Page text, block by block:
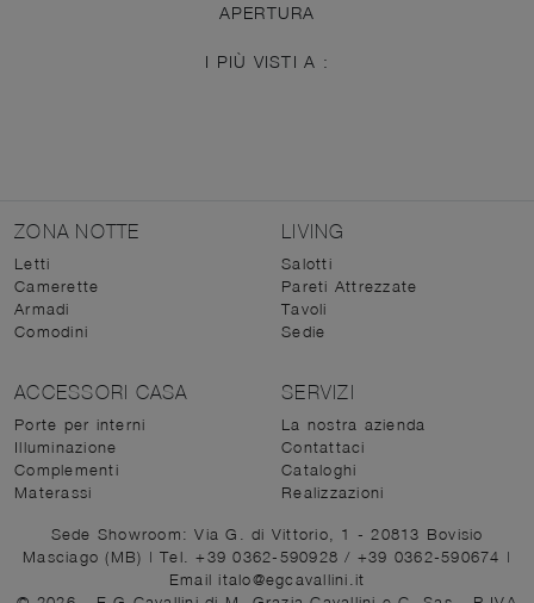
APERTURA
I PIÙ VISTI A :
ZONA NOTTE
Letti
Camerette
Armadi
Comodini
LIVING
Salotti
Pareti Attrezzate
Tavoli
Sedie
ACCESSORI CASA
Porte per interni
Illuminazione
Complementi
Materassi
SERVIZI
La nostra azienda
Contattaci
Cataloghi
Realizzazioni
Sede Showroom: Via G. di Vittorio, 1 - 20813 Bovisio
Masciago (MB) | Tel. +39 0362-590928/ +39 0362-590674 |
Email italo@egcavallini.it